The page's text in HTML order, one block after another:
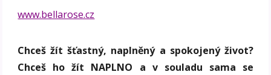
www.bellarose.cz
Chceš žít šťastný, naplněný a spokojený život?
Chceš ho žít NAPLNO a v souladu sama se